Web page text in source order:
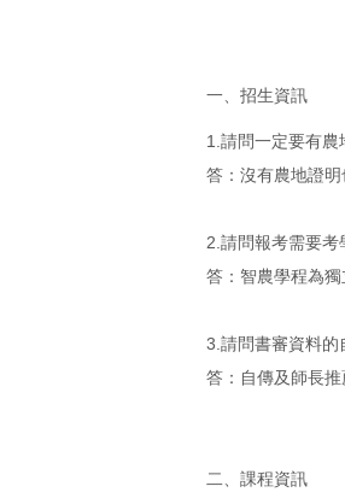
一、招生資訊
1.請問一定要有農
答：沒有農地證明
2.請問報考需要考
答：智農學程為
3.請問書審資料的
答：自傳及師長
二、課程資訊